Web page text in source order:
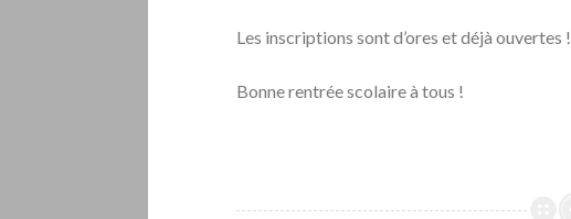
Les inscriptions sont d’ores et déjà ouvertes !
Bonne rentrée scolaire à tous !